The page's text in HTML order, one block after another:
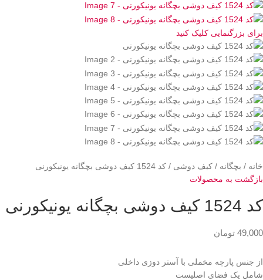
برای بزرگنمایی کلیک کنید
خانه بچگانه کیف دوشی
کد 1524 کیف دوشی بچگانه یونیکورنی
بازگشت به محصولات
کد 1524 کیف دوشی بچگانه یونیکورنی
49,000 تومان
از جنس پارچه مخملی با آستر دوزی داخلی
شامل یک فضای اصلیست